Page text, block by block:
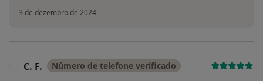
3 de dezembro de 2024
C. F. Número de telefone verificado